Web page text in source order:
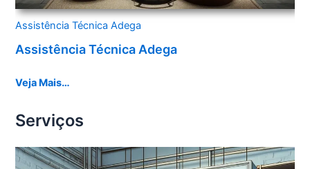
Assistência Técnica Adega
Assistência Técnica Adega
Veja Mais…
Serviços